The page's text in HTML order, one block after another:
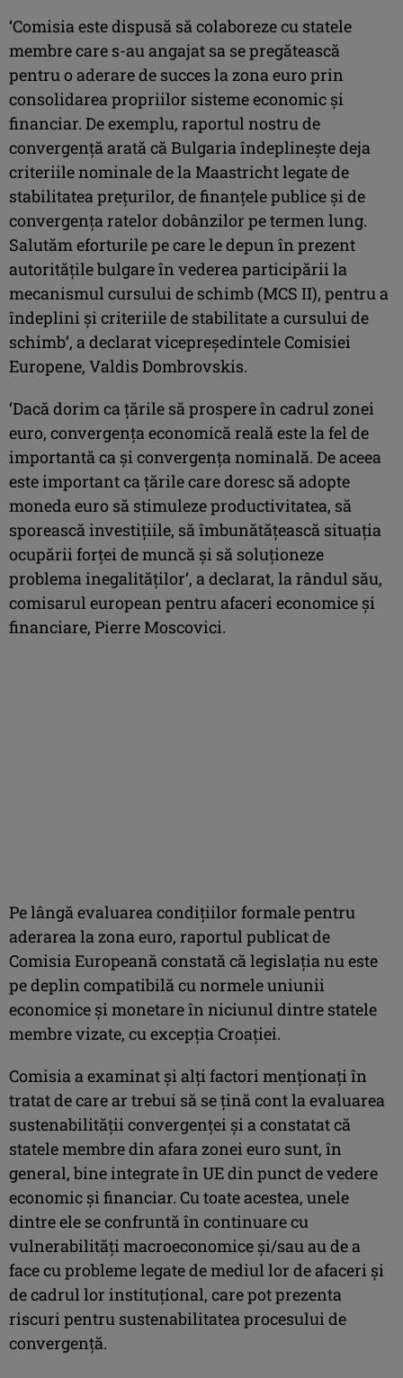
‘Comisia este dispusă să colaboreze cu statele
membre care s-au angajat sa se pregătească
pentru o aderare de succes la zona euro prin
consolidarea propriilor sisteme economic şi
financiar. De exemplu, raportul nostru de
convergenţă arată că Bulgaria îndeplineşte deja
criteriile nominale de la Maastricht legate de
stabilitatea preţurilor, de finanţele publice şi de
convergenţa ratelor dobânzilor pe termen lung.
Salutăm eforturile pe care le depun în prezent
autorităţile bulgare în vederea participării la
mecanismul cursului de schimb (MCS II), pentru a
îndeplini şi criteriile de stabilitate a cursului de
schimb’, a declarat vicepreşedintele Comisiei
Europene, Valdis Dombrovskis.
‘Dacă dorim ca ţările să prospere în cadrul zonei
euro, convergenţa economică reală este la fel de
importantă ca şi convergenţa nominală. De aceea
este important ca ţările care doresc să adopte
moneda euro să stimuleze productivitatea, să
sporească investiţiile, să îmbunătăţească situaţia
ocupării forţei de muncă şi să soluţioneze
problema inegalităţilor’, a declarat, la rândul său,
comisarul european pentru afaceri economice şi
financiare, Pierre Moscovici.
Pe lângă evaluarea condiţiilor formale pentru
aderarea la zona euro, raportul publicat de
Comisia Europeană constată că legislaţia nu este
pe deplin compatibilă cu normele uniunii
economice şi monetare în niciunul dintre statele
membre vizate, cu excepţia Croaţiei.
Comisia a examinat şi alţi factori menţionaţi în
tratat de care ar trebui să se ţină cont la evaluarea
sustenabilităţii convergenţei şi a constatat că
statele membre din afara zonei euro sunt, în
general, bine integrate în UE din punct de vedere
economic şi financiar. Cu toate acestea, unele
dintre ele se confruntă în continuare cu
vulnerabilităţi macroeconomice şi/sau au de a
face cu probleme legate de mediul lor de afaceri şi
de cadrul lor instituţional, care pot prezenta
riscuri pentru sustenabilitatea procesului de
convergenţă.